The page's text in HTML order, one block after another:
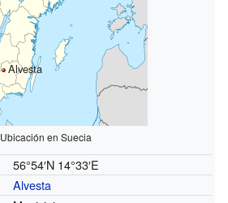
Alvesta
Ubicación en Suecia
56°54′N 14°33′E
Alvesta